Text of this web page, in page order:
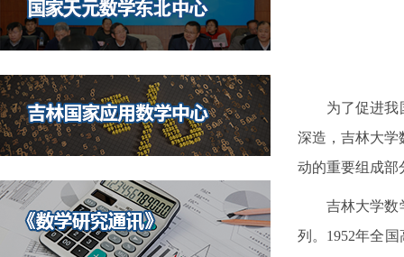
为了促进我
深造，吉林大学
动的重要组成部
吉林大学数
列。 1952年全国